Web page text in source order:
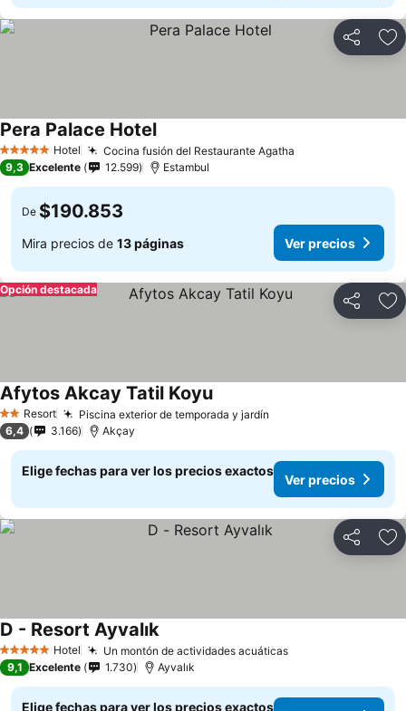
Compartir
5 Estrellas Hotel Cocina fusión del Restaurante Agatha
Pera Palace Hotel
9,3 Excelente 12.599 Estambul
De $190.853
Mira precios de 13 páginas Ver precios
Compartir
Opción destacada
2 Estrellas
Resort Piscina exterior de temporada y jardín
Afytos Akcay Tatil Koyu
6,4 3.166 Akçay
Elige fechas para ver los precios exactos
Ver precios
Compartir
5 Estrellas Hotel Un montón de actividades acuáticas
D - Resort Ayvalık
9,1 Excelente 1.730 Ayvalık
Elige fechas para ver los precios exactos